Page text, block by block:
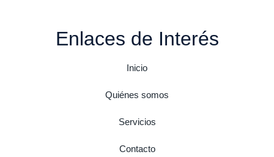
Enlaces de Interés
Inicio
Quiénes somos
Servicios
Contacto